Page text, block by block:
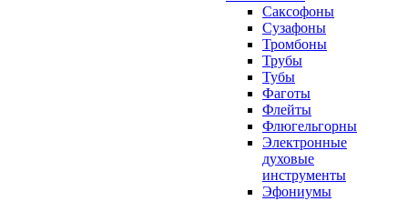
Саксофоны
Сузафоны
Тромбоны
Трубы
Тубы
Фаготы
Флейты
Флюгельгорны
Электронные
духовые
инструменты
Эфониумы